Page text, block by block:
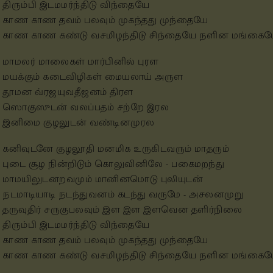
திரும்பி இடமமர்ந்திடு விந்தையே
காண காண தவம் பலவும் முகந்தது முந்தையே
காண காண கண்டு வசமிழந்திடு சிந்தையே நளின
மாமலர் மாலைகள் மார்பினில் புரள
மயக்கும் கடைவிழிகள் மையலாய் அருள
தூமன வ்ரஜயுவதீஜனம் திரள
ஸொகுஸுடன் வலப்பதம் சற்றே இரல
இனிமை குழலுடன் வண்டினமுரல
கனிவுடனே குழலூதி மனமிக உருகிடவரும் மாதரும்
புடை சூழ நின்றிடும் கொலுவினிலே - பகைமறந்து
மாமயிலுடனறவமும் மானினமொடு புலியுடன்
நடமாடியாடி நடந்துவனம் கடந்து வருமே - அசலனமுறு
தருவுதிர் சருகுபலவும் இள இள இளவென தளிர்நிலை
திரும்பி இடமமர்ந்திடு விந்தையே
காண காண தவம் பலவும் முகந்தது முந்தையே
காண காண கண்டு வசமிழந்திடு சிந்தையே நளின